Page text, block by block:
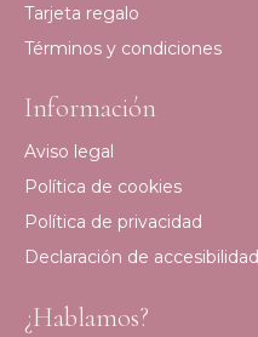
Tarjeta regalo
Términos y condiciones
Información
Aviso legal
Política de cookies
Política de privacidad
Declaración de accesibilidad
¿Hablamos?